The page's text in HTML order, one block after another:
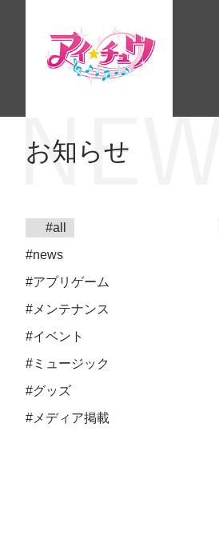
お知らせ
#all
#news
#アプリゲーム
#メンテナンス
#イベント
#ミュージック
#グッズ
#メディア掲載